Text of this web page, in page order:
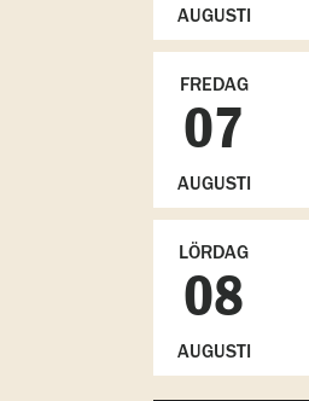
AUGUSTI
FREDAG
07
AUGUSTI
LÖRDAG
08
AUGUSTI